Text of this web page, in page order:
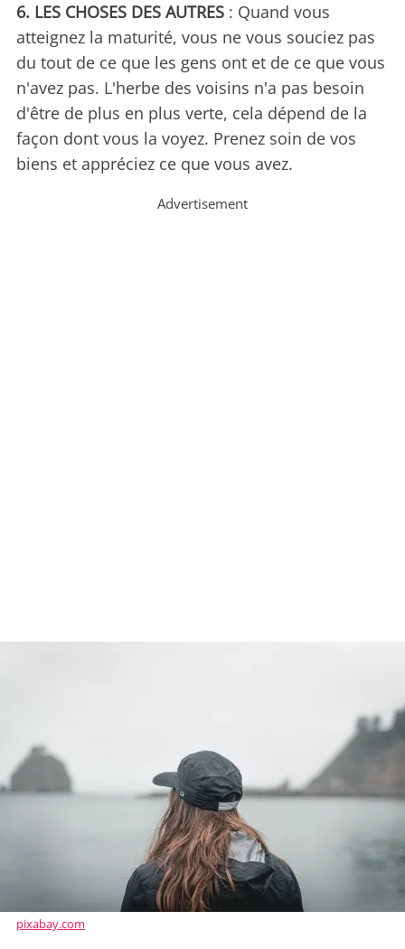
6. LES CHOSES DES AUTRES : Quand vous
atteignez la maturité, vous ne vous souciez pas
du tout de ce que les gens ont et de ce que vous
n'avez pas. L'herbe des voisins n'a pas besoin
d'être de plus en plus verte, cela dépend de la
façon dont vous la voyez. Prenez soin de vos
biens et appréciez ce que vous avez.
Advertisement
pixabay.com